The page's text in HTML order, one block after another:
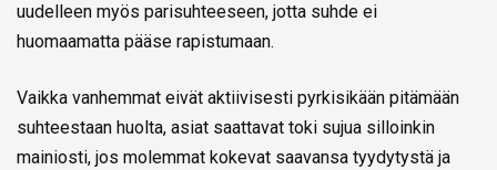
uudelleen myös parisuhteeseen, jotta suhde ei
huomaamatta pääse rapistumaan.
Vaikka vanhemmat eivät aktiivisesti pyrkisikään pitämään
suhteestaan huolta, asiat saattavat toki sujua silloinkin
mainiosti, jos molemmat kokevat saavansa tyydytystä ja